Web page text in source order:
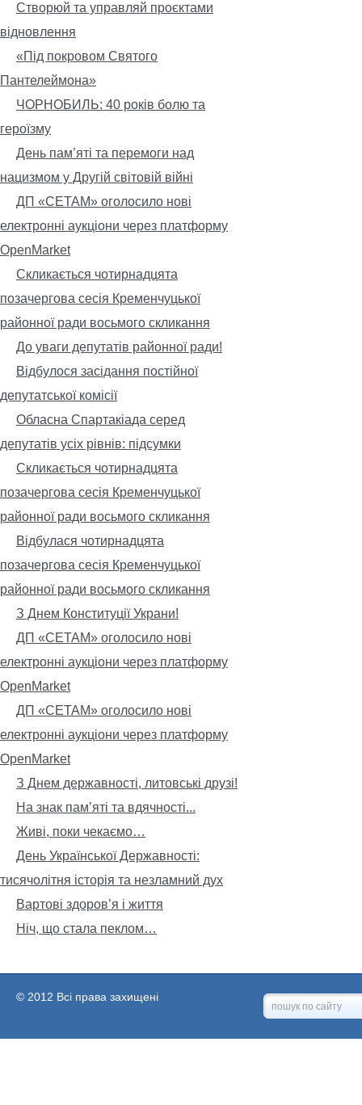
Створюй та управляй проєктами
відновлення
«Під покровом Святого
Пантелеймона»
ЧОРНОБИЛЬ: 40 років болю та
героїзму
День пам’яті та перемоги над
нацизмом у Другій світовій війні
ДП «СЕТАМ» оголосило нові
електронні аукціони через платформу
OpenMarket
Скликається чотирнадцята
позачергова сесія Кременчуцької
районної ради восьмого скликання
До уваги депутатів районної ради!
Відбулося засідання постійної
депутатської комісії
Обласна Спартакіада серед
депутатів усіх рівнів: підсумки
Скликається чотирнадцята
позачергова сесія Кременчуцької
районної ради восьмого скликання
Відбулася чотирнадцята
позачергова сесія Кременчуцької
районної ради восьмого скликання
З Днем Конституції Украни!
ДП «СЕТАМ» оголосило нові
електронні аукціони через платформу
OpenMarket
ДП «СЕТАМ» оголосило нові
електронні аукціони через платформу
OpenMarket
З Днем державності, литовські друзі!
На знак пам’яті та вдячності...
Живі, поки чекаємо…
День Української Державності:
тисячолітня історія та незламний дух
Вартові здоров’я і життя
Ніч, що стала пеклом…
© 2012 Всі права захищені